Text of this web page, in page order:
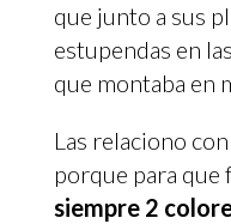
que junto a sus
estupendas en
que montaba en
Las relaciono
porque para que
siempre 2